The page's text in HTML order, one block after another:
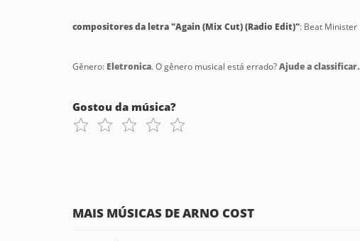
compositores da letra "Again (Mix Cut) (Radio Edit)": Beat Minister
Gênero: Eletronica. O gênero musical está errado?Ajude a classificar.
Gostou da música?
MAIS MÚSICAS DE ARNO COST